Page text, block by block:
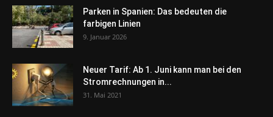
Parken in Spanien: Das bedeuten die
farbigen Linien
9. Januar 2026
Neuer Tarif: Ab 1. Juni kann man bei den
Stromrechnungen in...
31. Mai 2021